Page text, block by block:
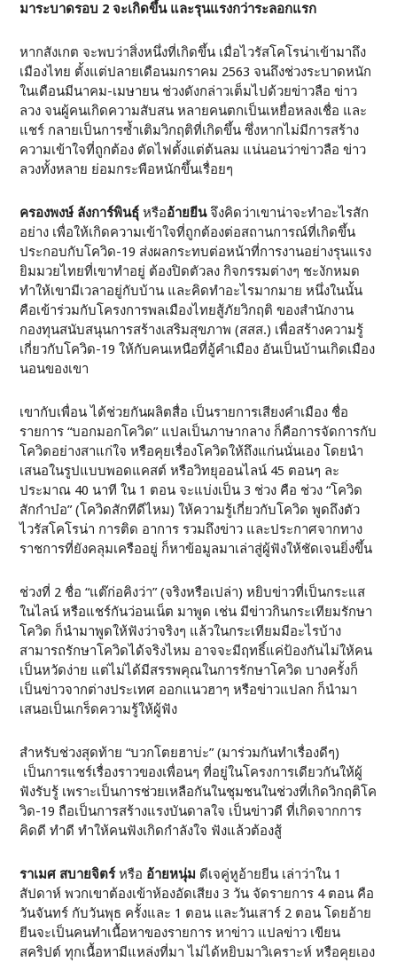
มาระบาดรอบ 2 จะเกิดขึ้น และรุนแรงกว่าระลอกแรก
หากสังเกต จะพบว่าสิ่งหนึ่งที่เกิดขึ้น เมื่อไวรัสโคโรน่าเข้ามาถึง
เมืองไทย ตั้งแต่ปลายเดือนมกราคม 2563 จนถึงช่วงระบาดหนัก
ในเดือนมีนาคม-เมษายน ช่วงดังกล่าวเต็มไปด้วยข่าวลือ ข่าว
ลวง จนผู้คนเกิดความสับสน หลายคนตกเป็นเหยื่อหลงเชื่อ และ
แชร์ กลายเป็นการซ้ำเติมวิกฤติที่เกิดขึ้น ซึ่งหากไม่มีการสร้าง
ความเข้าใจที่ถูกต้อง ตัดไฟตั้งแต่ต้นลม แน่นอนว่าข่าวลือ ข่าว
ลวงทั้งหลาย ย่อมกระพือหนักขึ้นเรื่อยๆ
ครองพงษ์ ลังการ์พินธุ์ หรืออ้ายยีนจึงคิดว่าเขาน่าจะทำอะไรสัก
อย่าง เพื่อให้เกิดความเข้าใจที่ถูกต้องต่อสถานการณ์ที่เกิดขึ้น
ประกอบกับโควิด-19 ส่งผลกระทบต่อหน้าที่การงานอย่างรุนแรง
ยิมมวยไทยที่เขาทำอยู่ ต้องปิดตัวลง กิจกรรมต่างๆ ชะงักหมด
ทำให้เขามีเวลาอยู่กับบ้าน และคิดทำอะไรมากมาย หนึ่งในนั้น
คือเข้าร่วมกับโครงการพลเมืองไทยสู้ภัยวิกฤติ ของสำนักงาน
กองทุนสนับสนุนการสร้างเสริมสุขภาพ (สสส.) เพื่อสร้างความรู้
เกี่ยวกับโควิด-19 ให้กับคนเหนือที่อู้คำเมือง อันเป็นบ้านเกิดเมือง
นอนของเขา
เขากับเพื่อน ได้ช่วยกันผลิตสื่อ เป็นรายการเสียงคำเมือง ชื่อ
รายการ “บอกมอกโควิด” แปลเป็นภาษากลาง ก็คือการจัดการกับ
โควิดอย่างสาแก่ใจ หรือคุยเรื่องโควิดให้ถึงแก่นนั่นเอง โดยนำ
เสนอในรูปแบบพอดแคสต์ หรือวิทยุออนไลน์ 45 ตอนๆ ละ
ประมาณ 40 นาที ใน 1 ตอน จะแบ่งเป็น 3 ช่วง คือ ช่วง “โควิด
สักกำบ๋อ” (โควิดสักทีดีไหม) ให้ความรู้เกี่ยวกับโควิด พูดถึงตัว
ไวรัสโคโรน่า การติด อาการ รวมถึงข่าว และประกาศจากทาง
ราชการที่ยังคลุมเครืออยู่ ก็หาข้อมูลมาเล่าสู่ผู้ฟังให้ชัดเจนยิ่งขึ้น
ช่วงที่ 2 ชื่อ “แต๊ก่อคิงว่า” (จริงหรือเปล่า) หยิบข่าวที่เป็นกระแส
ในไลน์ หรือแชร์กันว่อนเน็ต มาพูด เช่น มีข่าวกินกระเทียมรักษา
โควิด ก็นำมาพูดให้ฟังว่าจริงๆ แล้วในกระเทียมมีอะไรบ้าง
สามารถรักษาโควิดได้จริงไหม อาจจะมีฤทธิ์แค่ป้องกันไม่ให้คน
เป็นหวัดง่าย แต่ไม่ได้มีสรรพคุณในการรักษาโควิด บางครั้งก็
เป็นข่าวจากต่างประเทศ ออกแนวฮาๆ หรือข่าวแปลก ก็นำมา
เสนอเป็นเกร็ดความรู้ให้ผู้ฟัง
สำหรับช่วงสุดท้าย “บวกโตยฮาบ่ะ” (มาร่วมกันทำเรื่องดีๆ)
เป็นการแชร์เรื่องราวของเพื่อนๆ ที่อยู่ในโครงการเดียวกันให้ผู้
ฟังรับรู้ เพราะเป็นการช่วยเหลือกันในชุมชนในช่วงที่เกิดวิกฤติโค
วิด-19 ถือเป็นการสร้างแรงบันดาลใจ เป็นข่าวดี ที่เกิดจากการ
คิดดี ทำดี ทำให้คนฟังเกิดกำลังใจ ฟังแล้วต้องสู้
ราเมศ สบายจิตร์หรือ อ้ายหนุ่ม ดีเจคู่หูอ้ายยีน เล่าว่าใน 1
สัปดาห์ พวกเขาต้องเข้าห้องอัดเสียง 3 วัน จัดรายการ 4 ตอน คือ
วันจันทร์ กับวันพุธ ครั้งและ 1 ตอน และวันเสาร์ 2 ตอน โดยอ้าย
ยีนจะเป็นคนทำเนื้อหาของรายการ หาข่าว แปลข่าว เขียน
สคริปต์ ทุกเนื้อหามีแหล่งที่มา ไม่ได้หยิบมาวิเคราะห์ หรือคุยเอง